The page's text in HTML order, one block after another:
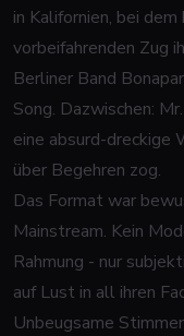
in Kalifornien, bei
vorbeifahrenden Zug
Berliner Band
Song. Dazwischen:
eine absurd-dreckige
über Begehren zog.
Das Format war
Mainstream. Kein
Rahmung - nur
auf Lust in all ihren
Unbeugsame